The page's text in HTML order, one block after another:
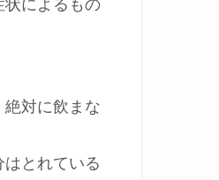
状によるもの
対に飲まな
とれている